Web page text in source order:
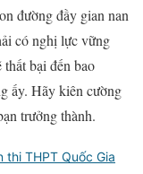
đường đầy gian nan
có nghị lực vững
bại đến bao
ấy. Hãy kiên cường
trưởng thành.
thi THPT Quốc Gia